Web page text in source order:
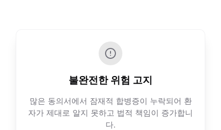
불완전한 위험 고지
많은 동의서에서 잠재적 합병증이 누락되어 환
자가 제대로 알지 못하고 법적 책임이 증가합니
다.